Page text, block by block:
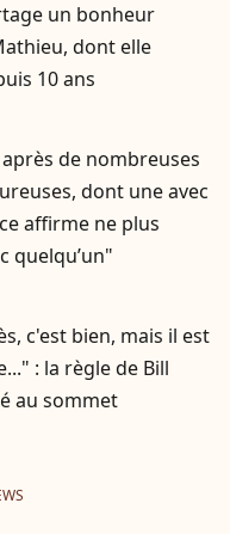
un bonheur
dont elle
10 ans
de nombreuses
dont une avec
affirme ne plus
quelqu’un"
c'est bien, mais il est
: la règle de Bill
au sommet